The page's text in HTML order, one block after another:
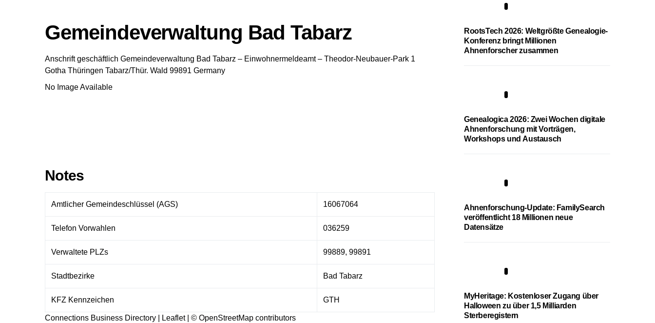
Gemeindeverwaltung Bad Tabarz
Anschrift geschäftlich Gemeindeverwaltung Bad Tabarz – Einwohnermeldeamt – Theodor-Neubauer-Park 1
Gotha Thüringen Tabarz/Thür. Wald 99891 Germany
No Image Available
Notes
Amtlicher Gemeindeschlüssel (AGS) 16067064
Telefon Vorwahlen 036259
Verwaltete PLZs 99889, 99891
Stadtbezirke Bad Tabarz
KFZ Kennzeichen GTH
Connections Business Directory Leaflet| © OpenStreetMap contributors
RootsTech 2026: Weltgrößte Genealogie-
Konferenz bringt Millionen
Ahnenforscher zusammen
Genealogica 2026: Zwei Wochen digitale
Ahnenforschung mit Vorträgen,
Workshops und Austausch
Ahnenforschung-Update: FamilySearch
veröffentlicht 18 Millionen neue
Datensätze
MyHeritage: Kostenloser Zugang über
Halloween zu über 1,5 Milliarden
Sterberegistern